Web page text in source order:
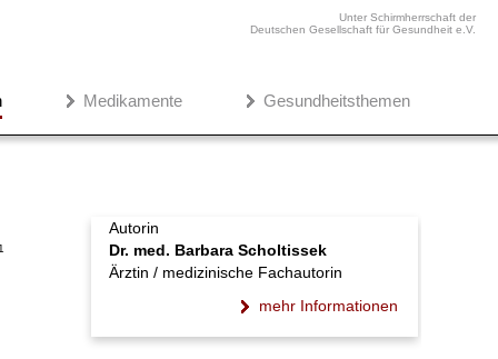
Unter Schirmherrschaft der
Deutschen Gesellschaft für Gesundheit e.V.
Medikamente Gesundheitsthemen
Autorin
Dr. med. Barbara Scholtissek
Ärztin / medizinische Fachautorin
mehr Informationen